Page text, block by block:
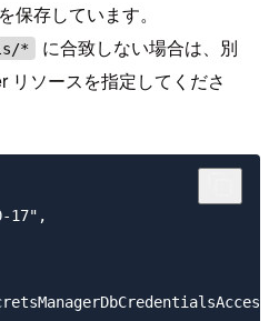
保存しています。
*
に合致しない場合は、別
リソースを指定してくださ
17",